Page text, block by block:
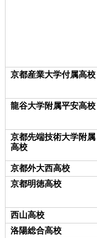
京都産業大学付属高校
龍谷大学附属平安高校
京都先端技術大学附属
高校
京都外大西高校
京都明徳高校
西山高校
洛陽総合高校